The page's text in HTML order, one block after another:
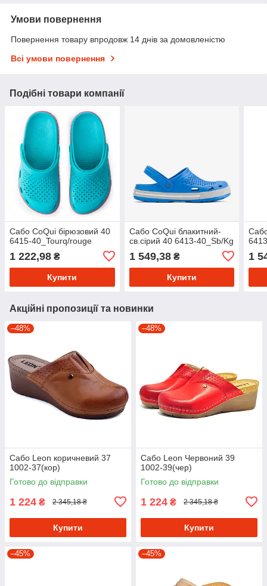
Умови повернення
Повернення товару впродовж 14 днів за домовленістю
Всі умови повернення
Подібні товари компанії
Сабо CoQui бірюзовий 40
6415-40_Tourq/rouge
1 222,98 ₴
Купити
Сабо CoQui блакитний-
св.сірий 40 6413-40_Sb/Kg
1 549,38₴
Купити
1
Акційні пропозиції та новинки
–48%
Сабо Leon коричневий 37
1002-37(кор)
Готово до відправки
1 224 ₴ 2 345,18 ₴
Купити
–48%
Сабо Leon Червоний 39
1002-39(чер)
Готово до відправки
1 224 ₴ 2 345,18 ₴
Купити
–45% –45%